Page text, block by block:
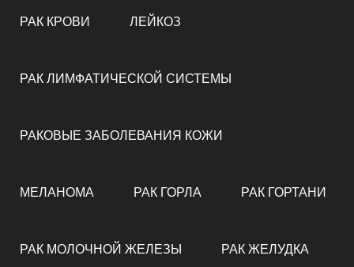
РАК КРОВИ ЛЕЙКОЗ
РАК ЛИМФАТИЧЕСКОЙ СИСТЕМЫ
РАКОВЫЕ ЗАБОЛЕВАНИЯ КОЖИ
МЕЛАНОМА РАК ГОРЛА РАК ГОРТАНИ
РАК МОЛОЧНОЙ ЖЕЛЕЗЫ РАК ЖЕЛУДКА